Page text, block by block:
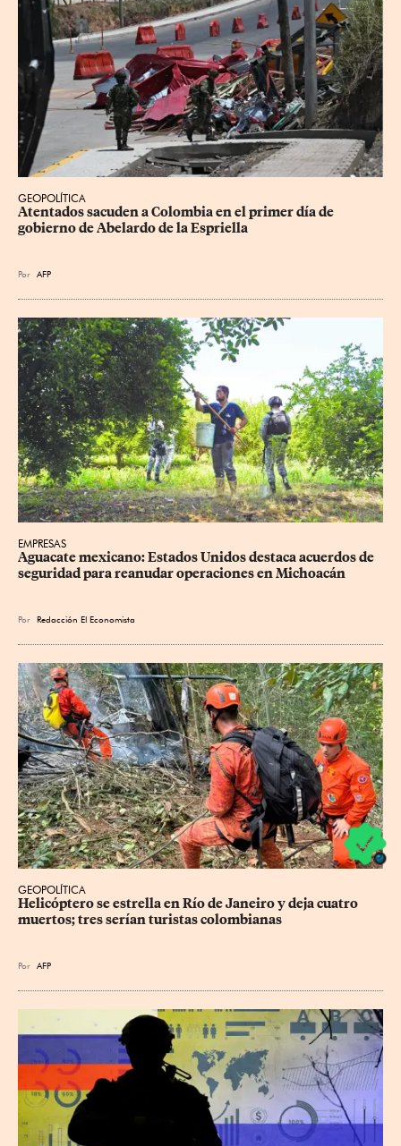
GEOPOLÍTICA
Atentados sacuden a Colombia en el primer día de
gobierno de Abelardo de la Espriella
Por AFP
EMPRESAS
Aguacate mexicano: Estados Unidos destaca acuerdos de
seguridad para reanudar operaciones en Michoacán
Por Redacción El Economista
GEOPOLÍTICA
Helicóptero se estrella en Río de Janeiro y deja cuatro
muertos; tres serían turistas colombianas
Por AFP